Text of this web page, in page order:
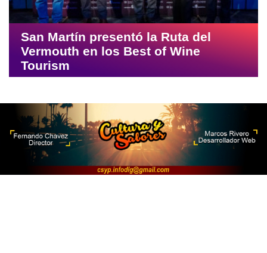
San Martín presentó la Ruta del
Vermouth en los Best of Wine
Tourism